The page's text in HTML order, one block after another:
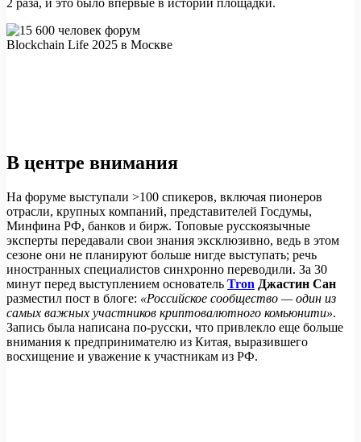
В центре внимания
На форуме выступали >100 спикеров, включая пионеров
отрасли, крупных компаний, представителей Госдумы,
Минфина РФ, банков и бирж. Топовые русскоязычные
эксперты передавали свои знания эксклюзивно, ведь в этом
сезоне они не планируют больше нигде выступать; речь
иностранных специалистов синхронно переводили. За 30
минут перед выступлением основатель Tron Джастин Сан
разместил пост в блоге: «Российское сообщество — один из
самых важных участников криптовалютного комьюнити».
Запись была написана по-русски, что привлекло еще больше
внимания к предпринимателю из Китая, выразившего
восхищение и уважение к участникам из РФ.